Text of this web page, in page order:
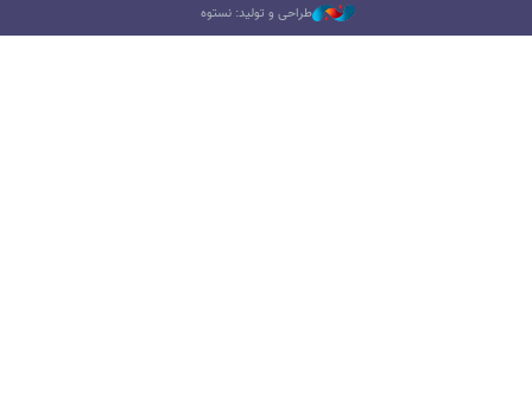
طراحی و تولید: نستوه